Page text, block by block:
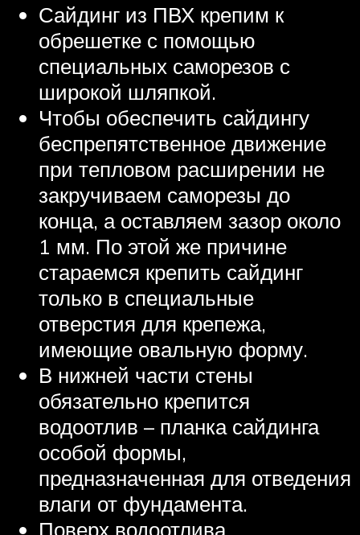
Сайдинг из ПВХ крепим к
обрешетке с помощью
специальных саморезов с
широкой шляпкой.
Чтобы обеспечить сайдингу
беспрепятственное движение
при тепловом расширении не
закручиваем саморезы до
конца, а оставляем зазор около
1 мм. По этой же причине
стараемся крепить сайдинг
только в специальные
отверстия для крепежа,
имеющие овальную форму.
В нижней части стены
обязательно крепится
водоотлив – планка сайдинга
особой формы,
предназначенная для отведения
влаги от фундамента.
Поверх водоотлива